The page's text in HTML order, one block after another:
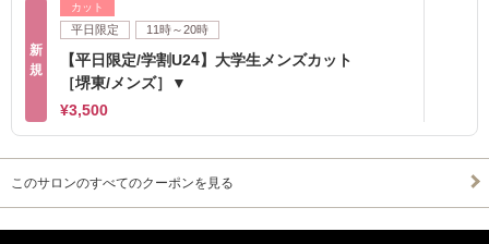
新
規
カット
平日限定 11時～20時
【平日限定/学割U24】大学生メンズカット
［堺東/メンズ］▼
¥3,500
このサロンのすべてのクーポンを見る